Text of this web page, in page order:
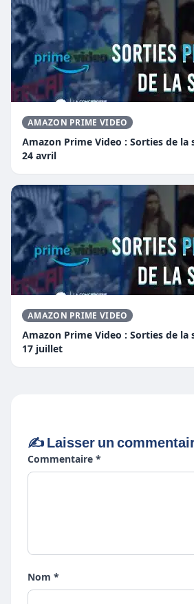
AMAZON PRIME VIDEO
Amazon Prime Video : Sorties de la
24 avril
AMAZON PRIME VIDEO
Amazon Prime Video : Sorties de la
17 juillet
✍️ Laisser un
Commentaire *
Nom *